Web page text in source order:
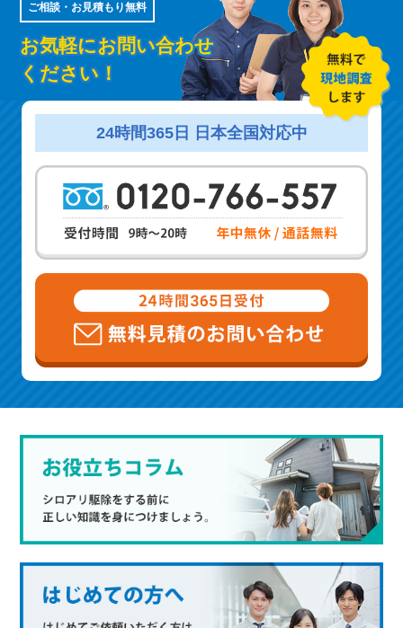
ご相談・お見積もり無料
お気軽にお問い合わせ
ください！
24時間365日 日本全国対応中